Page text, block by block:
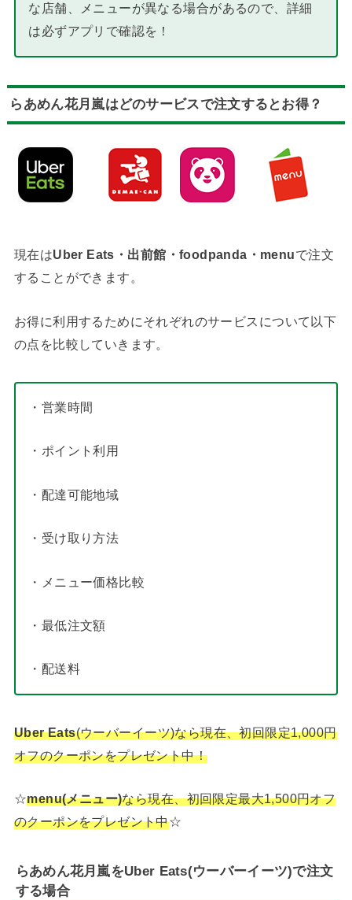
な店舗、メニューが異なる場合があるので、詳細
は必ずアプリで確認を！
らあめん花月嵐はどのサービスで注文するとお得？
現在はUber Eats・出前館・foodpanda・menuで注文
することができます。
お得に利用するためにそれぞれのサービスについて以下
の点を比較していきます。
・営業時間
・ポイント利用
・配達可能地域
・受け取り方法
・メニュー価格比較
・最低注文額
・配送料
Uber Eats(ウーバーイーツ)なら現在、初回限定1,000円
オフのクーポンをプレゼント中！
☆menu(メニュー)なら現在、初回限定最大1,500円オフ
のクーポンをプレゼント中☆
らあめん花月嵐をUber Eats(ウーバーイーツ)で注文
する場合